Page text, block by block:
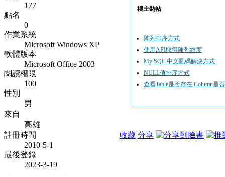
177
點名
0
作業系統
Microsoft Windows XP
軟體版本
Microsoft Office 2003
閱讀權限
100
性別
男
來自
高雄
註冊時間
2010-5-1
最後登錄
2023-3-19
樓主熱帖
陣列排序方式
使用API取得陣列維度
My SQL 中文亂碼解決方式
NULL值排序方式
查看Table是否存在 Column是
收藏 分享